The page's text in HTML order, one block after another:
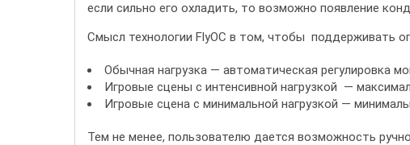
если сильно его охладить, то возможно появление
Смысл технологии FlyOC в том, чтобы поддерживать
Обычная нагрузка — автоматическая регулировка
Игровые сцены с интенсивной нагрузкой —
Игровые сцена с минимальной нагрузкой —
Тем не менее, пользователю дается возможность